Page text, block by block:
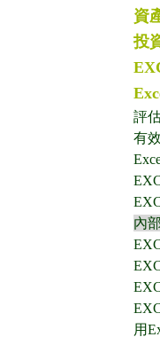
資
投
評
有
內
用